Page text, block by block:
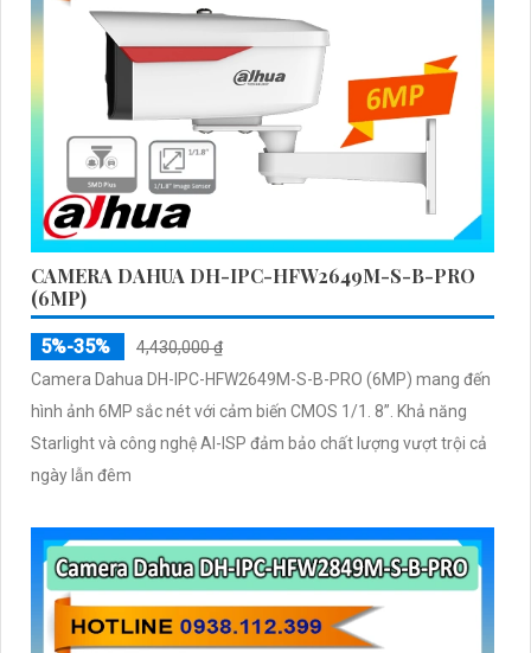
CAMERA DAHUA DH-IPC-HFW2649M-S-B-PRO
(6MP)
5%-35%
4,430,000 ₫
Camera Dahua DH-IPC-HFW2649M-S-B-PRO (6MP) mang đến
hình ảnh 6MP sắc nét với cảm biến CMOS 1/1. 8”. Khả năng
Starlight và công nghệ AI-ISP đảm bảo chất lượng vượt trội cả
ngày lẫn đêm